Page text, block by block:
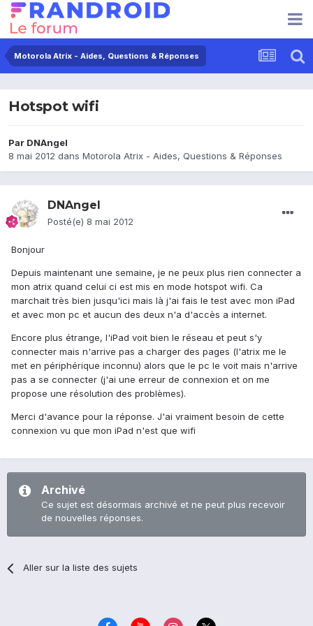
Motorola Atrix - Aides, Questions & Réponses
Hotspot wifi
Par DNAngel
8 mai 2012 dans Motorola Atrix - Aides, Questions & Réponses
DNAngel
Posté(e) 8 mai 2012
Bonjour
Depuis maintenant une semaine, je ne peux plus rien connecter a
mon atrix quand celui ci est mis en mode hotspot wifi. Ca
marchait très bien jusqu'ici mais là j'ai fais le test avec mon iPad
et avec mon pc et aucun des deux n'a d'accès a internet.
Encore plus étrange, l'iPad voit bien le réseau et peut s'y
connecter mais n'arrive pas a charger des pages (l'atrix me le
met en périphérique inconnu) alors que le pc le voit mais n'arrive
pas a se connecter (j'ai une erreur de connexion et on me
propose une résolution des problèmes).
Merci d'avance pour la réponse. J'ai vraiment besoin de cette
connexion vu que mon iPad n'est que wifi
Archivé
Ce sujet est désormais archivé et ne peut plus recevoir
de nouvelles réponses.
Aller sur la liste des sujets